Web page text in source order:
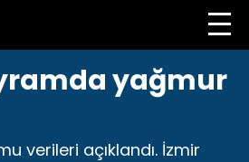
yağmur
verileri açıklandı. İzmir